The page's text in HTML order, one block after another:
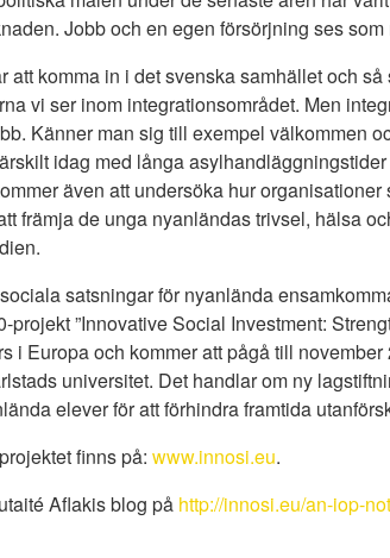
Jobb och en egen försörjning ses
att komma in i det svenska samhället och
vi ser inom integrationsområdet. Men
Känner man sig till exempel välkommen
idag med långa
även att undersöka hur
främja de unga nyanländas trivsel, hälsa
satsningar för nyanlända
projekt ”Innovative Social Investment:
i Europa och kommer att pågå till
universitet. Det handlar om ny
elever för att förhindra framtida
finns på: www.innosi.eu.
Aflakis blog på http://innosi.eu/an-iop-